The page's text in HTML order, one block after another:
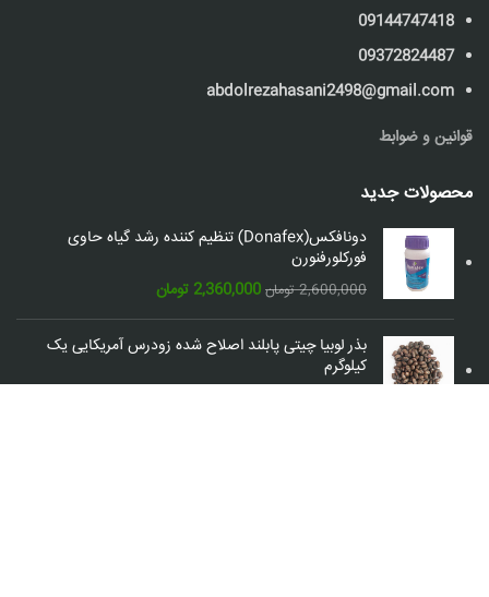
09144747418
09372824487
abdolrezahasani2498@gmail.com
قوانین و ضوابط
محصولات جدید
دونافکس(Donafex) تنظیم کننده رشد گیاه حاوی
فورکلورفنورن
2,600,000 تومان قیمت
اصلی:
2,600,000 تومان
2,360,000 تومانقیمت
فعلی:
2,360,000 تومان.
بذر لوبیا چیتی پابلند اصلاح شده زودرس آمریکایی یک
کیلوگرم